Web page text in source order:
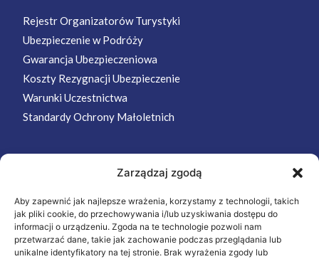
Zarządzaj zgodą
Aby zapewnić jak najlepsze wrażenia, korzystamy z technologii, takich
jak pliki cookie, do przechowywania i/lub uzyskiwania dostępu do
informacji o urządzeniu. Zgoda na te technologie pozwoli nam
przetwarzać dane, takie jak zachowanie podczas przeglądania lub
unikalne identyfikatory na tej stronie. Brak wyrażenia zgody lub
Rejestr Organizatorów Turystyki
Ubezpieczenie w Podróży
Gwarancja Ubezpieczeniowa
Koszty Rezygnacji Ubezpieczenie
Warunki Uczestnictwa
Standardy Ochrony Małoletnich
Strona Główna
Wycieczki
Oferta